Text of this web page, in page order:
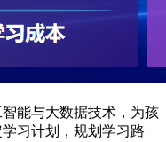
能与大数据技术，为孩
习计划，规划学习路